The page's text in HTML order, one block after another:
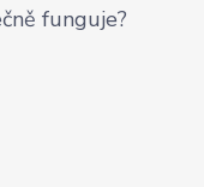
funguje?